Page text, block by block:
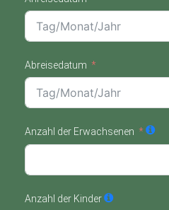
Abreisedatum
Anzahl der Erwachsenen
Anzahl der Kinder